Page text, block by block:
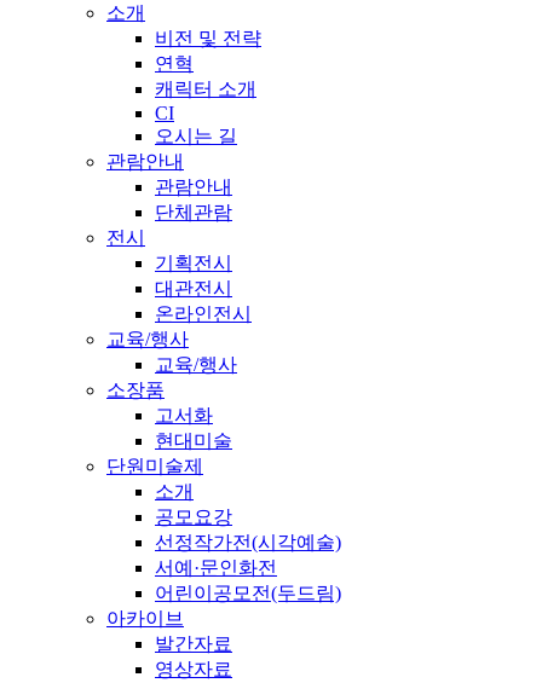
소개
비전 및 전략
연혁
캐릭터 소개
CI
오시는 길
관람안내
관람안내
단체관람
전시
기획전시
대관전시
온라인전시
교육/행사
교육/행사
소장품
고서화
현대미술
단원미술제
소개
공모요강
선정작가전(시각예술)
서예·문인화전
어린이공모전(두드림)
아카이브
발간자료
영상자료